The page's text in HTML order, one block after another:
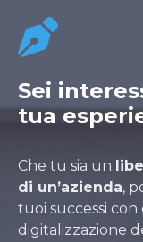
Sei
tua
Che tu sia un
di un’azienda,
tuoi successi
digitalizzazione